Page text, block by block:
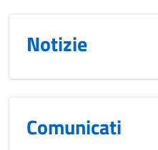
Notizie
Comunicati